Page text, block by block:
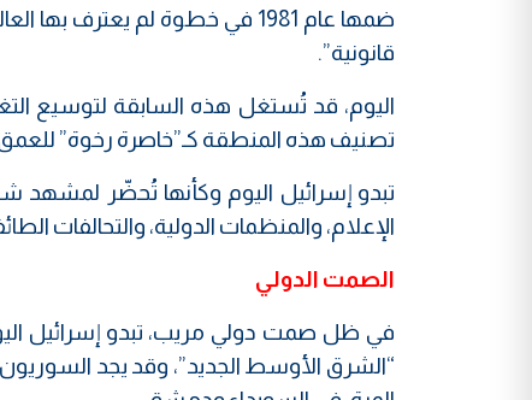
قانونية”.
اليوم، قد تُستغل هذه السابقة لتوسيع
تصنيف هذه المنطقة كـ”خاصرة رخوة” للعمق
تبدو إسرائيل اليوم وكأنها تُحضّر لمشهد
الإعلام، والمنظمات الدولية، والتحالفات
الصمت الدولي
في ظل صمت دولي مريب، تبدو إسرائيل
“الشرق الأوسط الجديد”، وقد يجد